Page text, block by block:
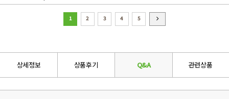
1 2 3 4 5
상세정보 상품후기 Q&A 관련상품